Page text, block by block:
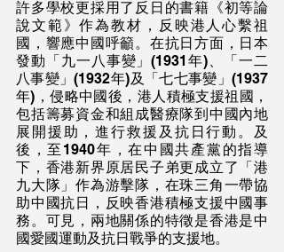
許多學校更採用了反日的書籍《初等論
說文範》作為教材，反映港人心繫祖
國，響應中國呼籲。在抗日方面，日本
發動「九一八事變」(1931年)、「一二
八事變」(1932年)及「七七事變」(1937
年)，侵略中國後，港人積極支援祖國，
包括籌募資金和組成醫療隊到中國內地
展開援助，進行救援及抗日行動。及
後，至1940年，在中國共產黨的指導
下，香港新界原居民子弟更成立了「港
九大隊」作為游擊隊，在珠三角一帶協
助中國抗日，反映香港積極支援中國事
務。可見，兩地關係的特徵是香港是中
國愛國運動及抗日戰爭的支援地。